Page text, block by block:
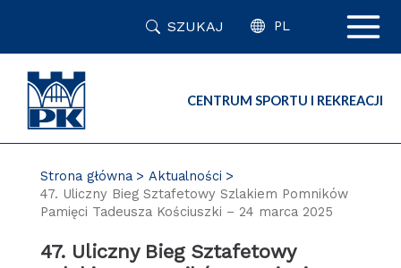
SZUKAJ PL
CENTRUM SPORTU I REKREACJI
Strona główna
Aktualności
47. Uliczny Bieg Sztafetowy Szlakiem Pomników
Pamięci Tadeusza Kościuszki – 24 marca 2025
47. Uliczny Bieg Sztafetowy